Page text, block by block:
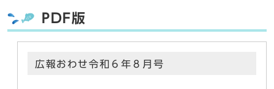
PDF版
広報おわせ令和６年８月号